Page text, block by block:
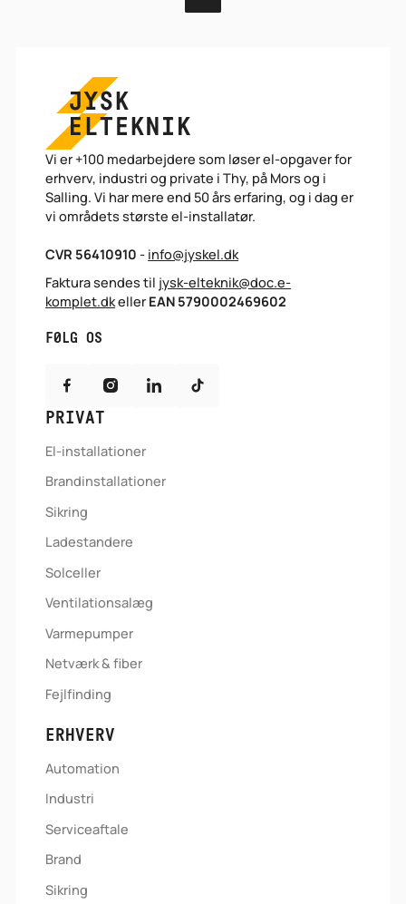
Vi er +100 medarbejdere som løser el-opgaver for
erhverv, industri og private i Thy, på Mors og i
Salling. Vi har mere end 50 års erfaring, og i dag er
vi områdets største el-installatør.
CVR 56410910 - info@jyskel.dk
Faktura sendes til jysk-elteknik@doc.e-
komplet.dkeller EAN 5790002469602
FØLG OS
PRIVAT
El-installationer
Brandinstallationer
Sikring
Ladestandere
Solceller
Ventilationsalæg
Varmepumper
Netværk & fiber
Fejlfinding
ERHVERV
Automation
Industri
Serviceaftale
Brand
Sikring